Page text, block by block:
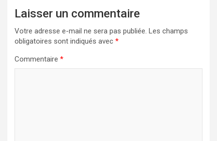
Laisser un commentaire
Votre adresse e-mail ne sera pas publiée. Les champs
obligatoires sont indiqués avec *
Commentaire *